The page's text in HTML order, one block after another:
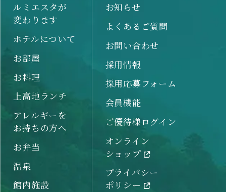
ルミエスタが
変わります
ホテルについて
お部屋
お料理
上高地ランチ
アレルギーを
お持ちの方へ
お弁当
温泉
館内施設
お知らせ
よくあるご質問
お問い合わせ
採用情報
採用応募フォーム
会員機能
ご優待様ログイン
オンライン
ショップ
プライバシー
ポリシー